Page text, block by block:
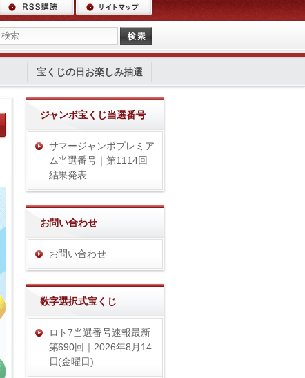
宝くじの日お楽しみ抽選
ジャンボ宝くじ当選番号
サマージャンボプレミア
ム当選番号｜第1114回
結果発表
お問い合わせ
お問い合わせ
数字選択式宝くじ
ロト7当選番号速報最新
第690回｜2026年8月14
日(金曜日)